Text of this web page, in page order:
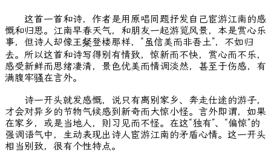
这首一首和诗，作者是用原唱同题抒发自己宦游江南的感
慨和归思。江南早春天气，和朋友一起游览风景，本是赏心乐
事，但诗人却像王粲登楼那样，“虽信美而非吾土”，不如归
去。所以这首和诗写得别有情致，惊新而不快，赏心而不乐，
感受新鲜而思绪凄清，景色优美而情调淡然，甚至于伤感，有
满腹牢骚在言外。
诗一开头就发感慨，说只有离别家乡、奔走仕途的游子，
才会对异乡的节物气候感到新奇而大惊小怪。言外即谓，如果
在家乡，或是当地人，则习见而不怪。在这“独有”、“偏惊”的
强调语气中，生动表现出诗人宦游江南的矛盾心情。这一开头
相当别致，很有个性特点。